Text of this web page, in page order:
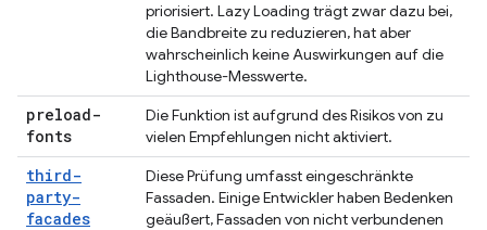
priorisiert. Lazy Loading trägt zwar dazu bei,
die Bandbreite zu reduzieren, hat aber
wahrscheinlich keine Auswirkungen auf die
Lighthouse-Messwerte.
preload-
fonts
Die Funktion ist aufgrund des Risikos von zu
vielen Empfehlungen nicht aktiviert.
third-
party-
facades
Diese Prüfung umfasst eingeschränkte
Fassaden. Einige Entwickler haben Bedenken
geäußert, Fassaden von nicht verbundenen